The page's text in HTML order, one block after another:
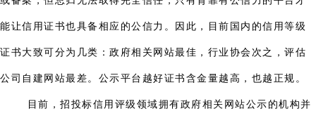
能让信用证书也具备相应的公信力。因此，目前国内的信用等级
证书大致可分为几类：政府相关网站最佳，行业协会次之，评估
公司自建网站最差。公示平台越好证书含金量越高，也越正规。
目前，招投标信用评级领域拥有政府相关网站公示的机构并